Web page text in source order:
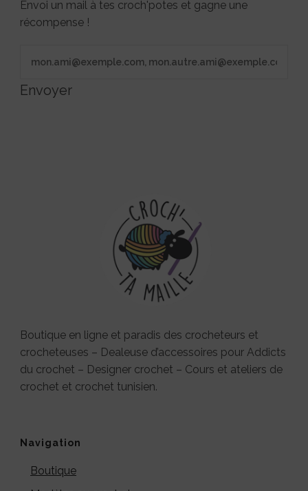
Envoi un mail à tes croch'potes et gagne une
récompense !
Envoyer
Boutique en ligne et paradis des crocheteurs et
crocheteuses – Dealeuse d’accessoires pour Addicts
du crochet – Designer crochet – Cours et ateliers de
crochet et crochet tunisien.
Navigation
Boutique